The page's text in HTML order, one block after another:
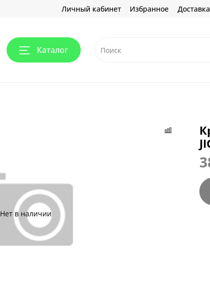
Личный кабинет Избранное Доставка
Каталог
Нет в наличии